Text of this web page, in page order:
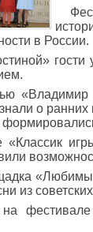
в России.
о ранних
«Классик
из